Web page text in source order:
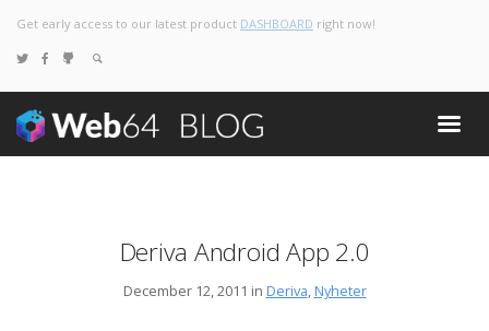
Get early access to our latest product DASHBOARD right now!
Deriva Android App 2.0
December 12, 2011 in Deriva Nyheter